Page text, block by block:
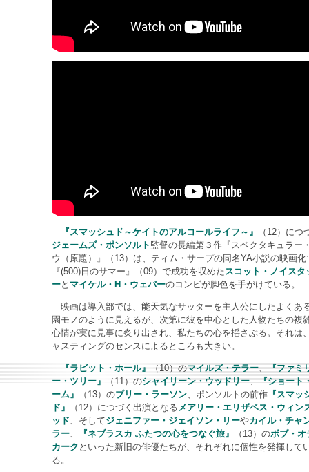
『スマッシュド～ケイトのアルコールライフ～』
（12）につ
ジェームズ・ポンソルト 監督の長編第３作『スペクタキュラー
ウ（原題）』（13）は、ティム・サープの同名YA小説の映画化
『(500)日のサマー』（09）で成功を収めたスコット・ノイスタ
ーと マイケル・H・ウェバーのコンビが脚色を手がけている。
映画は導入部では、能天気なサッターを主人公にしたよくあ
園モノのように見えるが、次第に彼を中心とした人物たちの複
心情が実に見事に炙り出され、私たちの心を揺さぶる。それは
ャスティングのセンスによるところも大きい。
『ラビット・ホール』 （10）のマイルズ・テラー、『ファミ
ー・ツリー』
（11）のシャイリーン・ウッドリー、『ショート
ーム』
（13）のブリー・ラーソン、ポンソルトの前作 『スマッ
ド』
（12）につづく出演となるメアリー・エリザベス・ウィン
ッド、そしてジェニファー・ジェイソン・リーやカイル・チャ
ラー、 『ネブラスカ ふたつの心をつなぐ旅』 （13）のボブ・オ
カーク といった新旧の俳優たちが、それぞれに個性を発揮して
る。